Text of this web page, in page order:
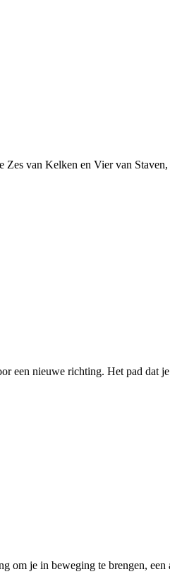
van Kelken en Vier van
nieuwe richting. Het pad dat
om je in beweging te brengen,